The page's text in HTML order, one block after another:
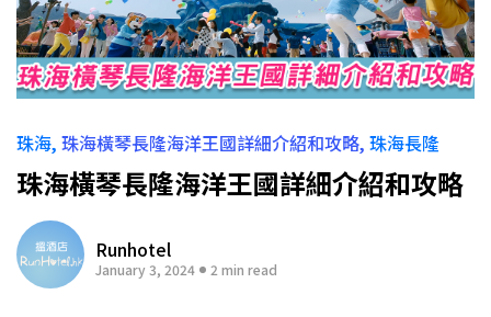
珠海 珠海橫琴長隆海洋王國詳細介紹和攻略 珠海長隆
珠海橫琴長隆海洋王國詳細介紹和攻略
Runhotel
January 3, 2024 2 min read